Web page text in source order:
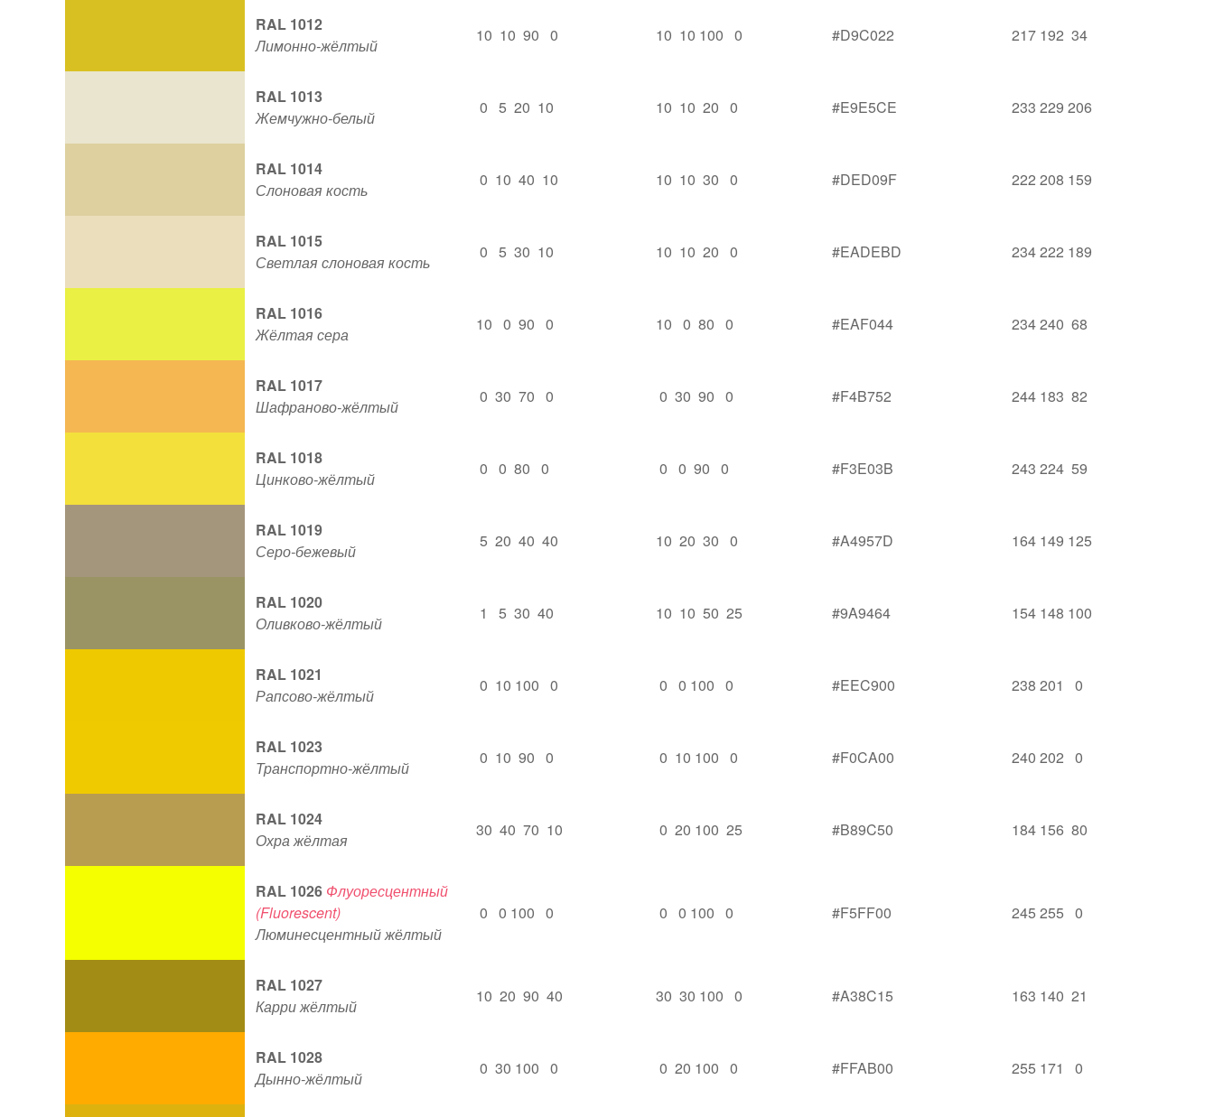
RAL 1012
Лимонно-жёлтый
10 10 90 0 10 10 100 0 #D9C022 217 192 34
RAL 1013
Жемчужно-белый
0 5 20 10 10 10 20 0 #E9E5CE 233 229 206
RAL 1014
Слоновая кость
0 10 40 10 10 10 30 0 #DED09F 222 208 159
RAL 1015
Светлая слоновая кость
0 5 30 10 10 10 20 0 #EADEBD 234 222 189
RAL 1016
Жёлтая сера
10 0 90 0 10 0 80 0 #EAF044 234 240 68
RAL 1017
Шафраново-жёлтый
0 30 70 0 0 30 90 0 #F4B752 244 183 82
RAL 1018
Цинково-жёлтый
0 0 80 0 0 0 90 0 #F3E03B 243 224 59
RAL 1019
Серо-бежевый
5 20 40 40 10 20 30 0 #A4957D 164 149 125
RAL 1020
Оливково-жёлтый
1 5 30 40 10 10 50 25 #9A9464 154 148 100
RAL 1021
Рапсово-жёлтый
0 10 100 0 0 0 100 0 #EEC900 238 201 0
RAL 1023
Транспортно-жёлтый
0 10 90 0 0 10 100 0 #F0CA00 240 202 0
RAL 1024
Охра жёлтая
30 40 70 10 0 20 100 25 #B89C50 184 156 80
RAL 1026 Флуоресцентный
(Fluorescent)
Люминесцентный жёлтый
0 0 100 0 0 0 100 0 #F5FF00 245 255 0
RAL 1027
Карри жёлтый
10 20 90 40 30 30 100 0 #A38C15 163 140 21
RAL 1028
Дынно-жёлтый
0 30 100 0 0 20 100 0 #FFAB00 255 171 0